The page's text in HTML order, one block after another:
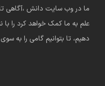
ما در وب سایت دانش ،آگاهی
علم به ما کمک خواهد کرد را با
دهیم، تا بتوانیم گامی را به